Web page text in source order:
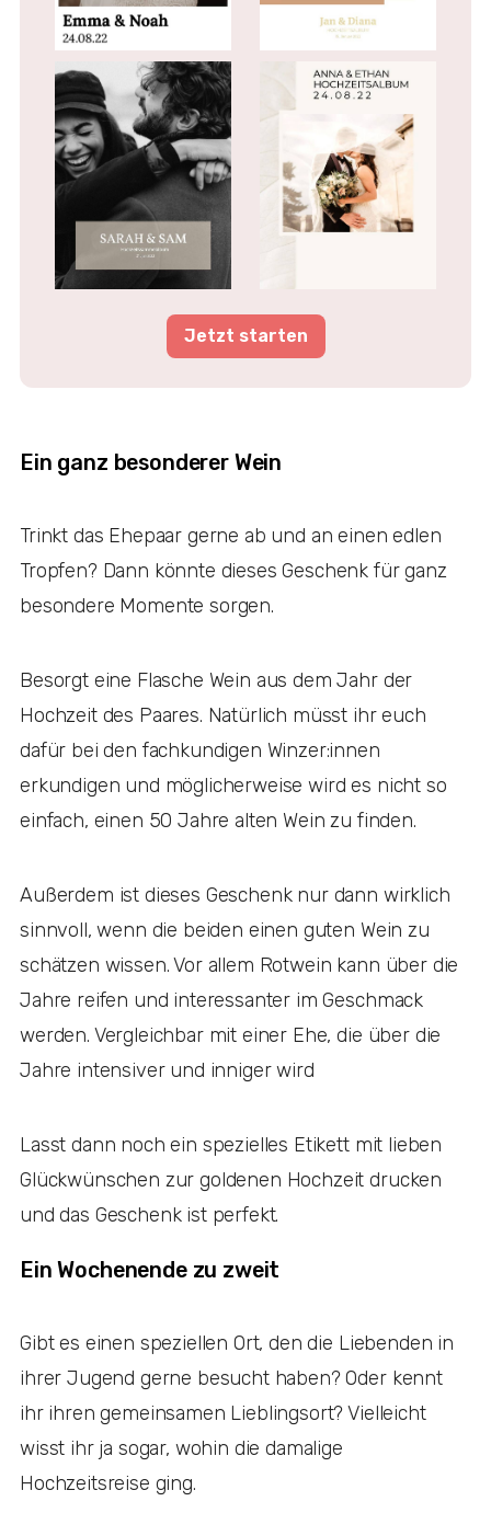
Jetzt starten
Ein ganz besonderer Wein
Trinkt das Ehepaar gerne ab und an einen edlen
Tropfen? Dann könnte dieses Geschenk für ganz
besondere Momente sorgen.
Besorgt eine Flasche Wein aus dem Jahr der
Hochzeit des Paares. Natürlich müsst ihr euch
dafür bei den fachkundigen Winzer:innen
erkundigen und möglicherweise wird es nicht so
einfach, einen 50 Jahre alten Wein zu finden.
Außerdem ist dieses Geschenk nur dann wirklich
sinnvoll, wenn die beiden einen guten Wein zu
schätzen wissen. Vor allem Rotwein kann über die
Jahre reifen und interessanter im Geschmack
werden. Vergleichbar mit einer Ehe, die über die
Jahre intensiver und inniger wird
Lasst dann noch ein spezielles Etikett mit lieben
Glückwünschen zur goldenen Hochzeit drucken
und das Geschenk ist perfekt.
Ein Wochenende zu zweit
Gibt es einen speziellen Ort, den die Liebenden in
ihrer Jugend gerne besucht haben? Oder kennt
ihr ihren gemeinsamen Lieblingsort? Vielleicht
wisst ihr ja sogar, wohin die damalige
Hochzeitsreise ging.